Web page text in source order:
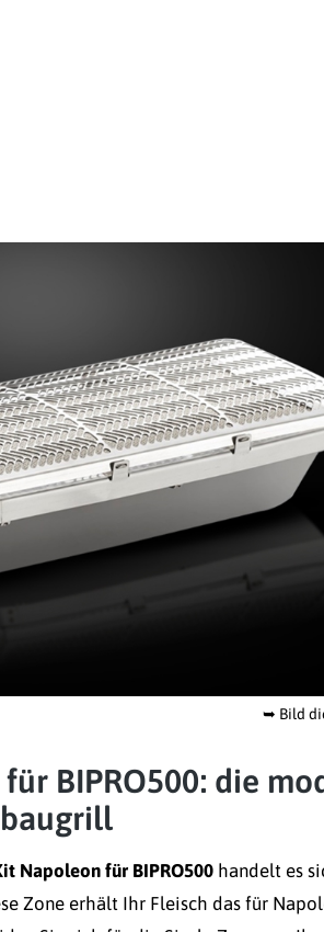
➥ Bild
BIPRO500: die
Napoleon für BIPRO500 handelt es
Zone erhält Ihr Fleisch das für